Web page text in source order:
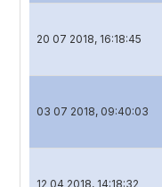
20 07 2018, 16:18:45
03 07 2018, 09:40:03
12 04 2018, 14:18:32